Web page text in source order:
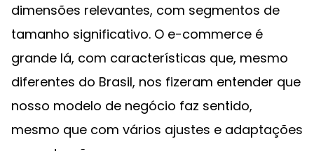
dimensões relevantes, com segmentos de
tamanho significativo. O e-commerce é
grande lá, com características que, mesmo
diferentes do Brasil, nos fizeram entender que
nosso modelo de negócio faz sentido,
mesmo que com vários ajustes e adaptações